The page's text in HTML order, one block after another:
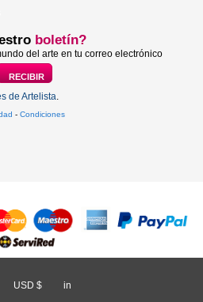
boletín?
del arte en tu correo electrónico
de Artelista.
- Condiciones
USD $ in